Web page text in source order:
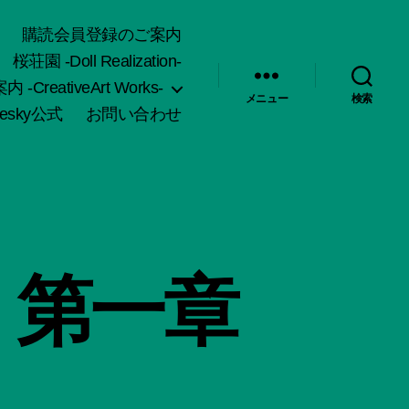
購読会員登録のご案内
桜荘園 -Doll Realization-
内 -CreativeArt Works-
公式 お問い合わせ
メニュー 検索
第一章